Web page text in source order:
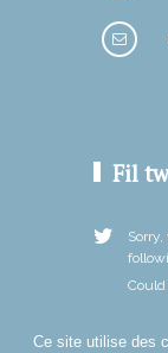
Fil
Ce site utilise des